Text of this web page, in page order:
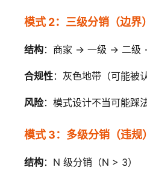
模式 2：三级分销（边界）
结构：商家 → 一级 → 二级
合规性：灰色地带（可能被
风险：模式设计不当可能踩
模式 3：多级分销（违规）
结构：N 级分销（N > 3）